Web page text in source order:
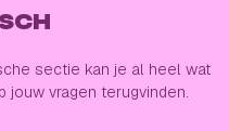
sectie kan je al heel wat
jouw vragen terugvinden.